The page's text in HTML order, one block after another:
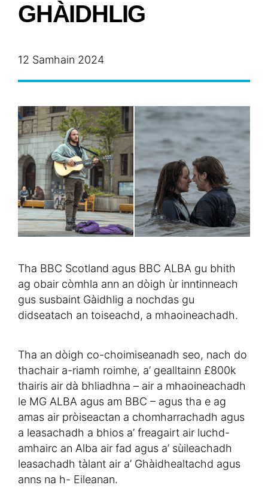
GHÀIDHLIG
12 Samhain 2024
Tha BBC Scotland agus BBC ALBA gu bhith
ag obair còmhla ann an dòigh ùr inntinneach
gus susbaint Gàidhlig a nochdas gu
didseatach an toiseachd, a mhaoineachadh.
Tha an dòigh co-choimiseanadh seo, nach do
thachair a-riamh roimhe, a’ gealltainn £800k
thairis air dà bhliadhna – air a mhaoineachadh
le MG ALBA agus am BBC – agus tha e ag
amas air pròiseactan a chomharrachadh agus
a leasachadh a bhios a’ freagairt air luchd-
amhairc an Alba air fad agus a’ sùileachadh
leasachadh tàlant air a’ Ghàidhealtachd agus
anns na h- Eileanan.